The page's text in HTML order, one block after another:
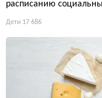
расписанию
Дети 17 686